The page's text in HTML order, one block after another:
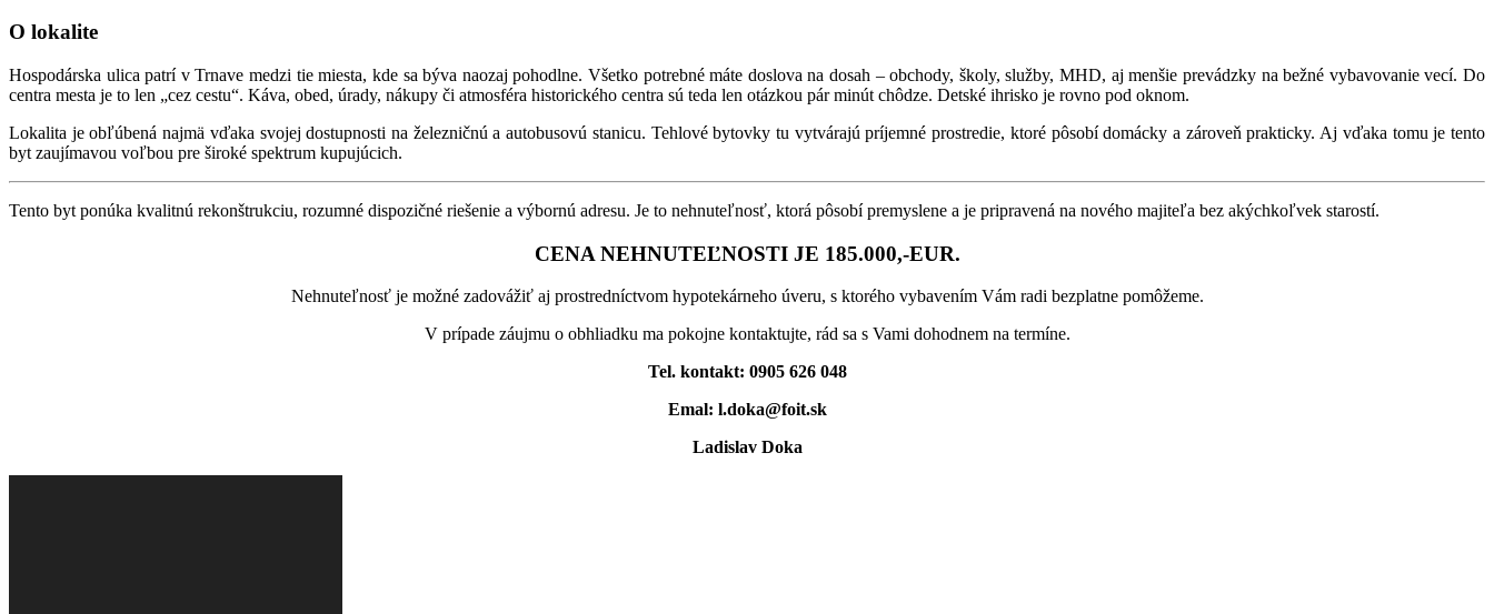
O lokalite
Hospodárska ulica patrí v Trnave medzi tie miesta, kde sa býva naozaj pohodlne. Všetko potrebné máte doslova na dosah – obchody, školy, služby, MHD, aj menšie prevádzky na bežné vybavovanie vecí. Do
centra mesta je to len „cez cestu“. Káva, obed, úrady, nákupy či atmosféra historického centra sú teda len otázkou pár minút chôdze. Detské ihrisko je rovno pod oknom.
Lokalita je obľúbená najmä vďaka svojej dostupnosti na železničnú a autobusovú stanicu. Tehlové bytovky tu vytvárajú príjemné prostredie, ktoré pôsobí domácky a zároveň prakticky. Aj vďaka tomu je tento
byt zaujímavou voľbou pre široké spektrum kupujúcich.
Tento byt ponúka kvalitnú rekonštrukciu, rozumné dispozičné riešenie a výbornú adresu. Je to nehnuteľnosť, ktorá pôsobí premyslene a je pripravená na nového majiteľa bez akýchkoľvek starostí.
CENA NEHNUTEĽNOSTI JE 185.000,-EUR.
Nehnuteľnosť je možné zadovážiť aj prostredníctvom hypotekárneho úveru, s ktorého vybavením Vám radi bezplatne pomôžeme.
V prípade záujmu o obhliadku ma pokojne kontaktujte, rád sa s Vami dohodnem na termíne.
Tel. kontakt: 0905 626 048
Emal: l.doka@foit.sk
Ladislav Doka